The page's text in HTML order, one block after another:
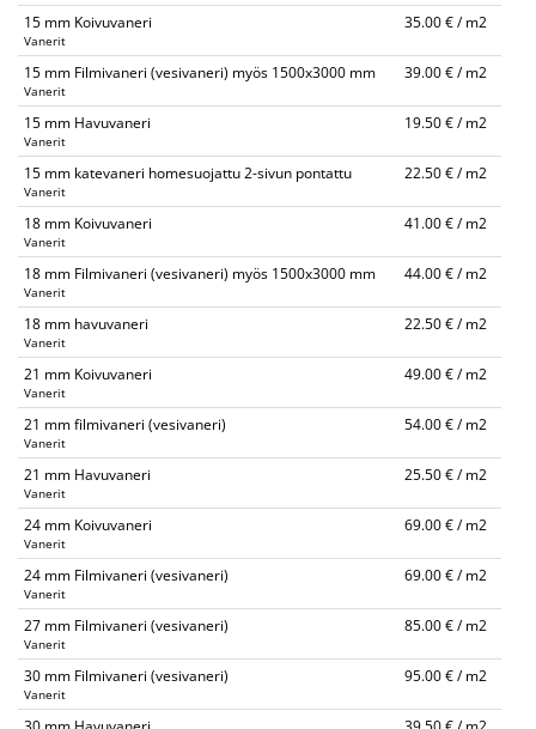
15 mm Koivuvaneri
Vanerit
35.00 € / m2
15 mm Filmivaneri (vesivaneri) myös 1500x3000 mm
Vanerit
39.00 € / m2
15 mm Havuvaneri
Vanerit
19.50 € / m2
15 mm katevaneri homesuojattu 2-sivun pontattu
Vanerit
22.50 € / m2
18 mm Koivuvaneri
Vanerit
41.00 € / m2
18 mm Filmivaneri (vesivaneri) myös 1500x3000 mm
Vanerit
44.00 € / m2
18 mm havuvaneri
Vanerit
22.50 € / m2
21 mm Koivuvaneri
Vanerit
49.00 € / m2
21 mm filmivaneri (vesivaneri)
Vanerit
54.00 € / m2
21 mm Havuvaneri
Vanerit
25.50 € / m2
24 mm Koivuvaneri
Vanerit
69.00 € / m2
24 mm Filmivaneri (vesivaneri)
Vanerit
69.00 € / m2
27 mm Filmivaneri (vesivaneri)
Vanerit
85.00 € / m2
30 mm Filmivaneri (vesivaneri)
Vanerit
95.00 € / m2